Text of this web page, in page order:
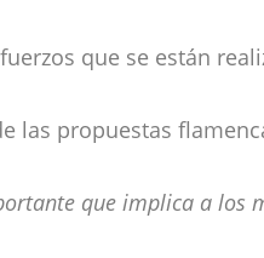
que se están
las propuestas
que implica a los